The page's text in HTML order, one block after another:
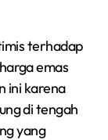
terhadap
emas
ini karena
di tengah
yang